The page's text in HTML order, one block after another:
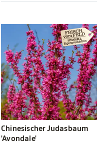
Chinesischer Judasbaum
'Avondale'